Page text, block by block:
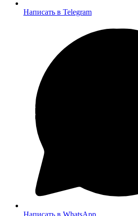
Написать в Telegram